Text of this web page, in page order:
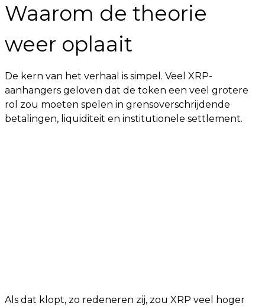
Waarom de theorie
weer oplaait
De kern van het verhaal is simpel. Veel XRP-
aanhangers geloven dat de token een veel grotere
rol zou moeten spelen in grensoverschrijdende
betalingen, liquiditeit en institutionele settlement.
Als dat klopt, zo redeneren zij, zou XRP veel hoger